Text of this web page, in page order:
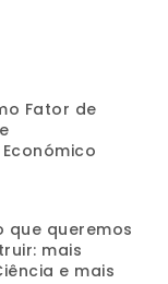
Fator de
que queremos
mais
e mais